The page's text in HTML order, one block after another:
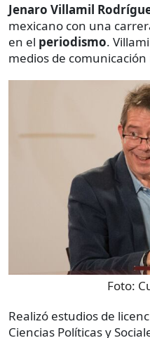
Jenaro Villamil
mexicano con una
en el periodismo.
medios de comunicación
Foto:
Realizó estudios de
Ciencias Políticas y